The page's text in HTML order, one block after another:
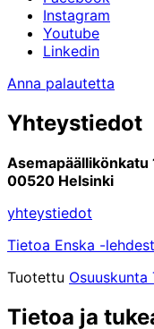
Instagram
Youtube
Linkedin
Anna palautetta
Yhteystiedot
Asemapäällikönkatu
00520 Helsinki
yhteystiedot
Tietoa Enska -
Tuotettu Osuuskunta
Tietoa ja